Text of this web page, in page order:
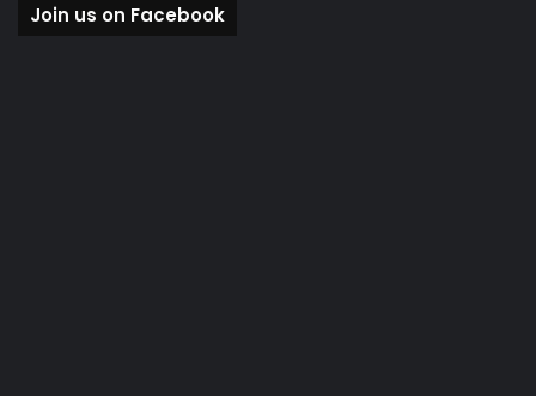
Join us on Facebook